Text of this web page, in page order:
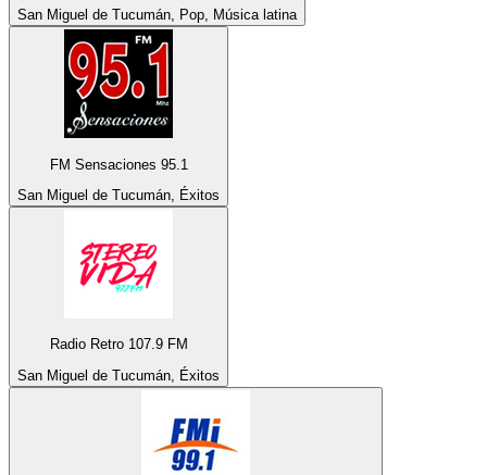
San Miguel de Tucumán, Pop, Música latina
FM Sensaciones 95.1
San Miguel de Tucumán, Éxitos
Radio Retro 107.9 FM
San Miguel de Tucumán, Éxitos